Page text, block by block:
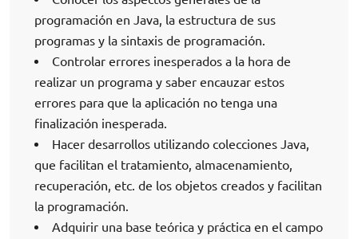
programación en Java, la estructura de sus
programas y la sintaxis de programación.
Controlar errores inesperados a la hora de
realizar un programa y saber encauzar estos
errores para que la aplicación no tenga una
finalización inesperada.
Hacer desarrollos utilizando colecciones Java,
que facilitan el tratamiento, almacenamiento,
recuperación, etc. de los objetos creados y facilitan
la programación.
Adquirir una base teórica y práctica en el campo